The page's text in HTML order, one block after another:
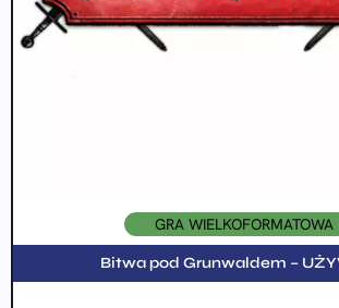
GRA WIELKOFORMATOWA
Bitwa pod Grunwaldem –